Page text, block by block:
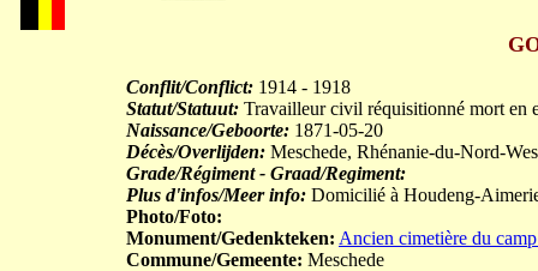
Conflit/Conflict: 1914 - 1918
Statut/Statuut: Travailleur civil réquisitionné mort en
Naissance/Geboorte: 1871-05-20
Décès/Overlijden: Meschede, Rhénanie-du-Nord-
Grade/Régiment - Graad/Regiment:
Plus d'infos/Meer info: Domicilié à Houdeng-
Photo/Foto:
Monument/Gedenkteken: Ancien cimetière du
Commune/Gemeente: Meschede